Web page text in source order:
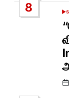
8